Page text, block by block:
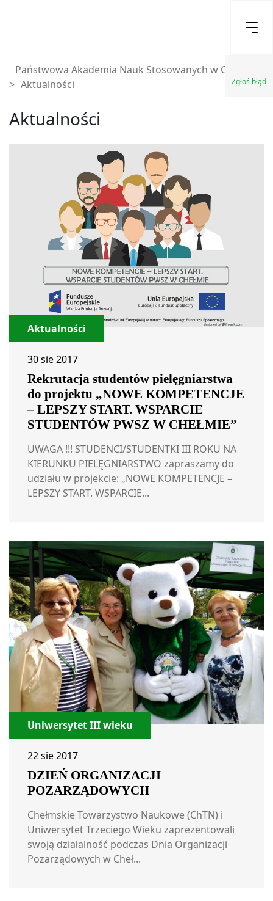
Zgłoś błąd
Państwowa Akademia Nauk Stosowanych w Chełmie
> Aktualności
Aktualności
Aktualności
30 sie 2017
Rekrutacja studentów pielęgniarstwa
do projektu „NOWE KOMPETENCJE
– LEPSZY START. WSPARCIE
STUDENTÓW PWSZ W CHEŁMIE”
UWAGA !!! STUDENCI/STUDENTKI III ROKU NA
KIERUNKU PIELĘGNIARSTWO zapraszamy do
udziału w projekcie: „NOWE KOMPETENCJE –
LEPSZY START. WSPARCIE...
Uniwersytet III wieku
22 sie 2017
DZIEŃ ORGANIZACJI
POZARZĄDOWYCH
Chełmskie Towarzystwo Naukowe (ChTN) i
Uniwersytet Trzeciego Wieku zaprezentowali
swoją działalność podczas Dnia Organizacji
Pozarządowych w Cheł...